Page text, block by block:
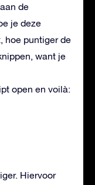
de
je deze
hoe puntiger de
want je
open en voilà:
Hiervoor